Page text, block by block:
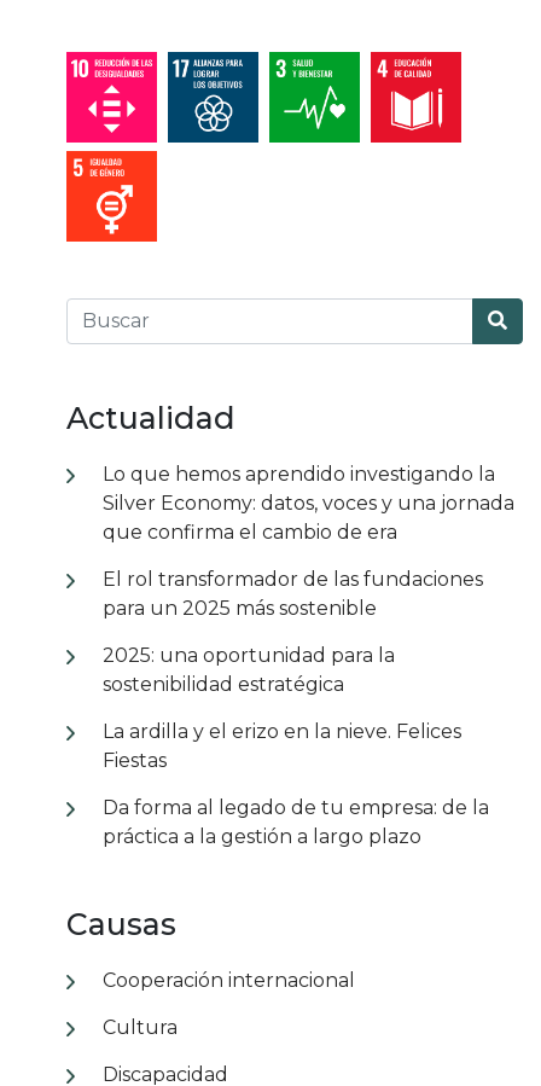
Actualidad
Lo que hemos aprendido investigando la
Silver Economy: datos, voces y una jornada
que confirma el cambio de era
El rol transformador de las fundaciones
para un 2025 más sostenible
2025: una oportunidad para la
sostenibilidad estratégica
La ardilla y el erizo en la nieve. Felices
Fiestas
Da forma al legado de tu empresa: de la
práctica a la gestión a largo plazo
Causas
Cooperación internacional
Cultura
Discapacidad